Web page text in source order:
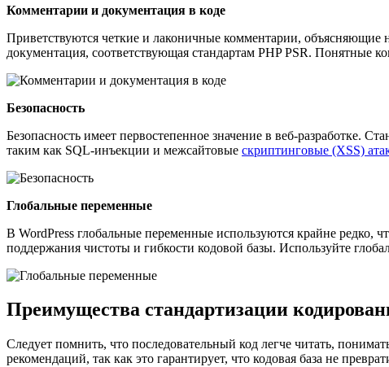
Комментарии и документация в коде
Приветствуются четкие и лаконичные комментарии, объясняющие
документация, соответствующая стандартам PHP PSR. Понятные
Безопасность
Безопасность имеет первостепенное значение в веб-разработке.
таким как SQL-инъекции и межсайтовые скриптинговые (XSS)
Глобальные переменные
В WordPress глобальные переменные используются крайне редко,
поддержания чистоты и гибкости кодовой базы. Используйте
Преимущества стандартизации
Следует помнить, что последовательный код легче читать,
рекомендаций, так как это гарантирует, что кодовая база не